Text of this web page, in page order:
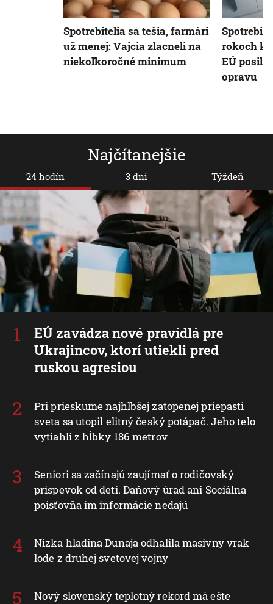
Najčítanejšie
24 hodín
EÚ zavádza nové pravidlá pre
Ukrajincov, ktorí utiekli pred
ruskou agresiou
Pri prieskume najhlbšej zatopenej priepasti
sveta sa utopil elitný český potápač. Jeho telo
vytiahli z hĺbky 186 metrov
Seniori sa začínajú zaujímať o rodičovský
príspevok od detí. Daňový úrad ani Sociálna
poisťovňa im informácie nedajú
Nízka hladina Dunaja odhalila masívny vrak
lode z druhej svetovej vojny
Nový slovenský teplotný rekord má ešte
3 dni Týždeň
Spotrebitelia sa tešia, farmári
už menej: Vajcia zlacneli na
niekoľkoročné minimum
rokoch
EÚ
opravu